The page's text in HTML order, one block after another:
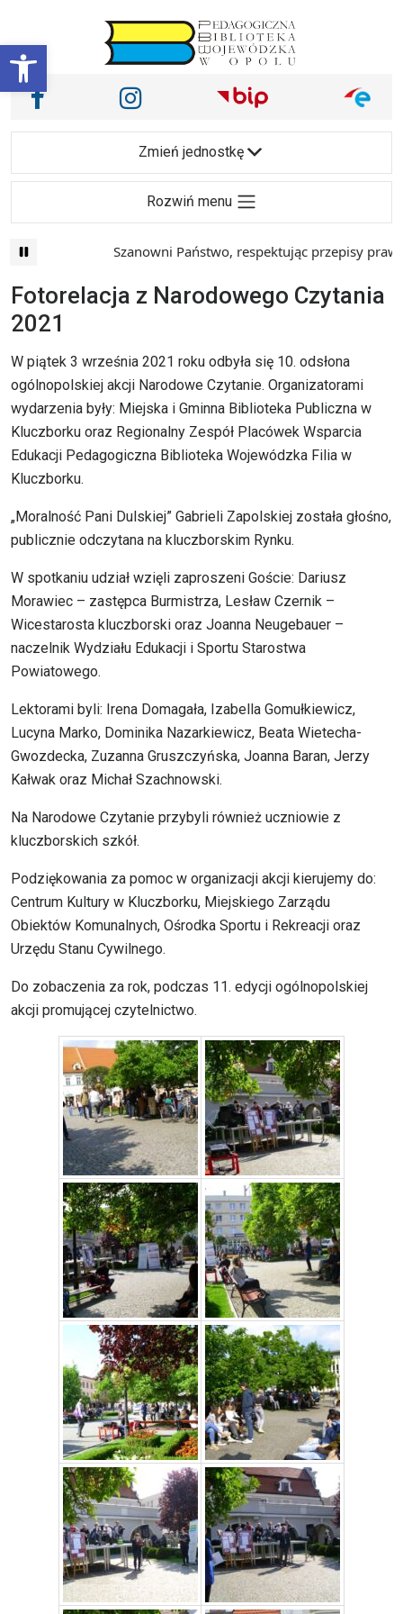
Otwórz pasek narzędzi
Main Navigation
Nasze media społecznościowe i inne
Facebook Instagram
Zmień jednostkę
Rozwiń menu
Szanowni Państwo, respektując przepisy prawa i
Fotorelacja z Narodowego Czytania
2021
W piątek 3 września 2021 roku odbyła się 10. odsłona
ogólnopolskiej akcji Narodowe Czytanie. Organizatorami
wydarzenia były: Miejska i Gminna Biblioteka Publiczna w
Kluczborku oraz Regionalny Zespół Placówek Wsparcia
Edukacji Pedagogiczna Biblioteka Wojewódzka Filia w
Kluczborku.
„Moralność Pani Dulskiej” Gabrieli Zapolskiej została głośno,
publicznie odczytana na kluczborskim Rynku.
W spotkaniu udział wzięli zaproszeni Goście: Dariusz
Morawiec – zastępca Burmistrza, Lesław Czernik –
Wicestarosta kluczborski oraz Joanna Neugebauer –
naczelnik Wydziału Edukacji i Sportu Starostwa
Powiatowego.
Lektorami byli: Irena Domagała, Izabella Gomułkiewicz,
Lucyna Marko, Dominika Nazarkiewicz, Beata Wietecha-
Gwozdecka, Zuzanna Gruszczyńska, Joanna Baran, Jerzy
Kałwak oraz Michał Szachnowski.
Na Narodowe Czytanie przybyli również uczniowie z
kluczborskich szkół.
Podziękowania za pomoc w organizacji akcji kierujemy do:
Centrum Kultury w Kluczborku, Miejskiego Zarządu
Obiektów Komunalnych, Ośrodka Sportu i Rekreacji oraz
Urzędu Stanu Cywilnego.
Do zobaczenia za rok, podczas 11. edycji ogólnopolskiej
akcji promującej czytelnictwo.